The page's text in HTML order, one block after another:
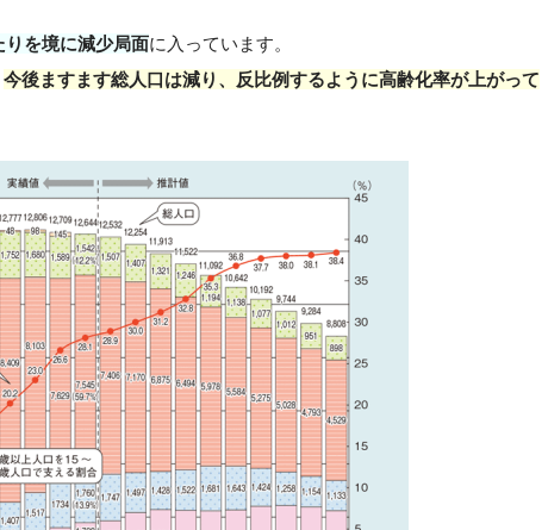
りを境に減少局面に入っています。
今後ますます総人口は減り、反比例するように高齢化率が上がって